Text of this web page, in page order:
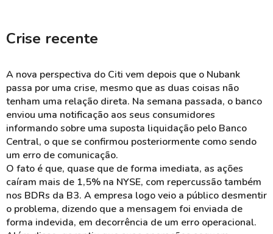
Crise recente
A nova perspectiva do Citi vem depois que o Nubank
passa por uma crise, mesmo que as duas coisas não
tenham uma relação direta. Na semana passada, o banco
enviou uma notificação aos seus consumidores
informando sobre uma suposta liquidação pelo Banco
Central, o que se confirmou posteriormente como sendo
um erro de comunicação.
O fato é que, quase que de forma imediata, as ações
caíram mais de 1,5% na NYSE, com repercussão também
nos BDRs da B3. A empresa logo veio a público desmentir
o problema, dizendo que a mensagem foi enviada de
forma indevida, em decorrência de um erro operacional.